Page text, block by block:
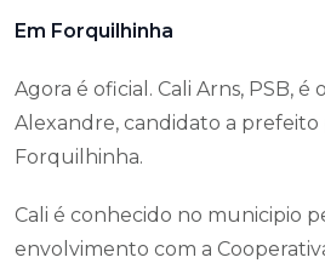
Em Forquilhinha
Agora é oficial. Cali Arns, PSB, é
Alexandre, candidato a prefeito
Forquilhinha.
Cali é conhecido no municipio
envolvimento com a